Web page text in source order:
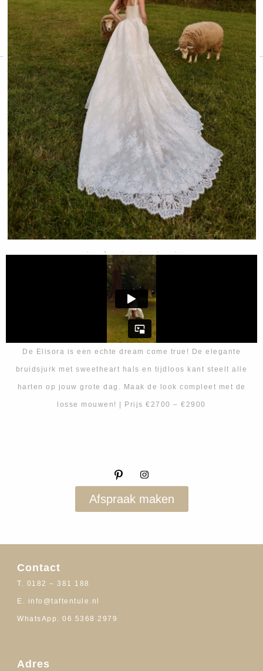
De Elisora is een echte dream come true! De elegante
bruidsjurk met sweetheart hals en tijdloos kant steelt alle
harten op jouw grote dag. Maak de look compleet met de
losse mouwen! | Prijs €2700 – €2900
Afspraak maken
Contact
T. 0182 – 381 188
E. info@taftentule.nl
WhatsApp. 06 5368 2979
Adres